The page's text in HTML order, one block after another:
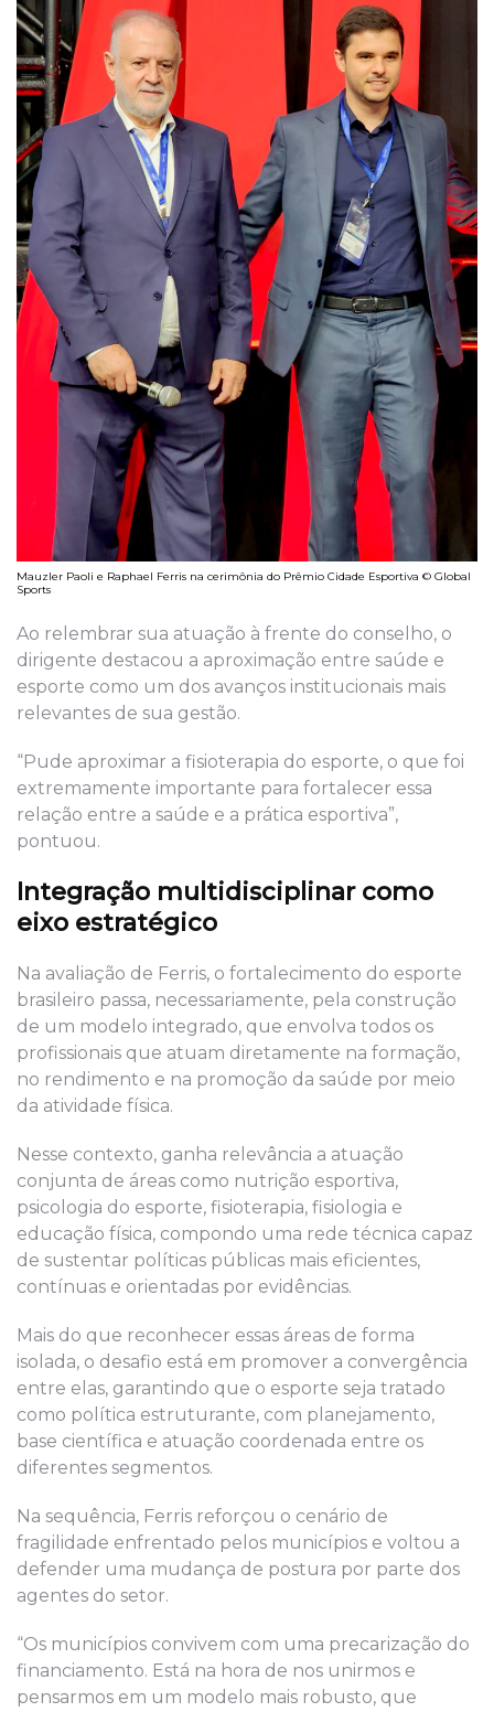
Mauzler Paoli e Raphael Ferris na cerimônia do Prêmio Cidade Esportiva © Global
Sports
Ao relembrar sua atuação à frente do conselho, o
dirigente destacou a aproximação entre saúde e
esporte como um dos avanços institucionais mais
relevantes de sua gestão.
“Pude aproximar a fisioterapia do esporte, o que foi
extremamente importante para fortalecer essa
relação entre a saúde e a prática esportiva”,
pontuou.
Integração multidisciplinar como
eixo estratégico
Na avaliação de Ferris, o fortalecimento do esporte
brasileiro passa, necessariamente, pela construção
de um modelo integrado, que envolva todos os
profissionais que atuam diretamente na formação,
no rendimento e na promoção da saúde por meio
da atividade física.
Nesse contexto, ganha relevância a atuação
conjunta de áreas como nutrição esportiva,
psicologia do esporte, fisioterapia, fisiologia e
educação física, compondo uma rede técnica capaz
de sustentar políticas públicas mais eficientes,
contínuas e orientadas por evidências.
Mais do que reconhecer essas áreas de forma
isolada, o desafio está em promover a convergência
entre elas, garantindo que o esporte seja tratado
como política estruturante, com planejamento,
base científica e atuação coordenada entre os
diferentes segmentos.
Na sequência, Ferris reforçou o cenário de
fragilidade enfrentado pelos municípios e voltou a
defender uma mudança de postura por parte dos
agentes do setor.
“Os municípios convivem com uma precarização do
financiamento. Está na hora de nos unirmos e
pensarmos em um modelo mais robusto, que